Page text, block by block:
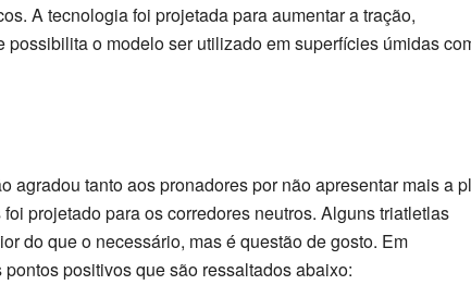
A tecnologia foi projetada para aumentar a tração,
possibilita o modelo ser utilizado em superfícies úmidas
agradou tanto aos pronadores por não apresentar mais a
projetado para os corredores neutros. Alguns triatletlas
do que o necessário, mas é questão de gosto. Em
positivos que são ressaltados abaixo: